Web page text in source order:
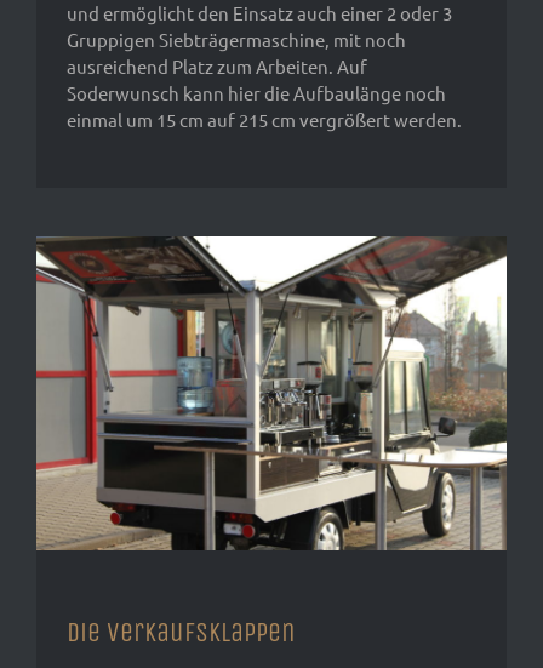
und ermöglicht den Einsatz auch einer 2 oder 3
Gruppigen Siebträgermaschine, mit noch
ausreichend Platz zum Arbeiten. Auf
Soderwunsch kann hier die Aufbaulänge noch
einmal um 15 cm auf 215 cm vergrößert werden.
Die Verkaufsklappen